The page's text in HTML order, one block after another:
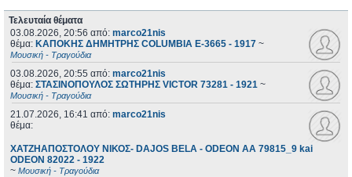
Τελευταία θέματα
03.08.2026, 20:56 από: marco21nis
θέμα: ΚΑΠΟΚΗΣ ΔΗΜΗΤΡΗΣ COLUMBIA E-3665 - 1917 ~
Μουσική - Τραγούδια
03.08.2026, 20:55 από: marco21nis
θέμα: ΣΤΑΣΙΝΟΠΟΥΛΟΣ ΣΩΤΗΡΗΣ VICTOR 73281 - 1921 ~
Μουσική - Τραγούδια
21.07.2026, 16:41 από: marco21nis
θέμα:
ΧΑΤΖΗΑΠΟΣΤΟΛΟΥ ΝΙΚΟΣ- DAJOS BELA - ODEON AA 79815_9 kai
ODEON 82022 - 1922
~ Μουσική - Τραγούδια